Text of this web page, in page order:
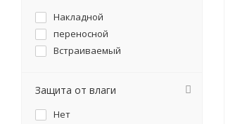
Накладной
переносной
Встраиваемый
Защита от влаги
Нет